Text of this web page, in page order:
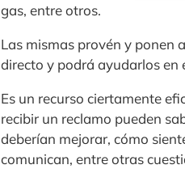
gas, entre otros.
Las mismas provén y ponen
directo y podrá ayudarlos en
Es un recurso ciertamente
recibir un reclamo pueden
deberían mejorar, cómo
comunican, entre otras